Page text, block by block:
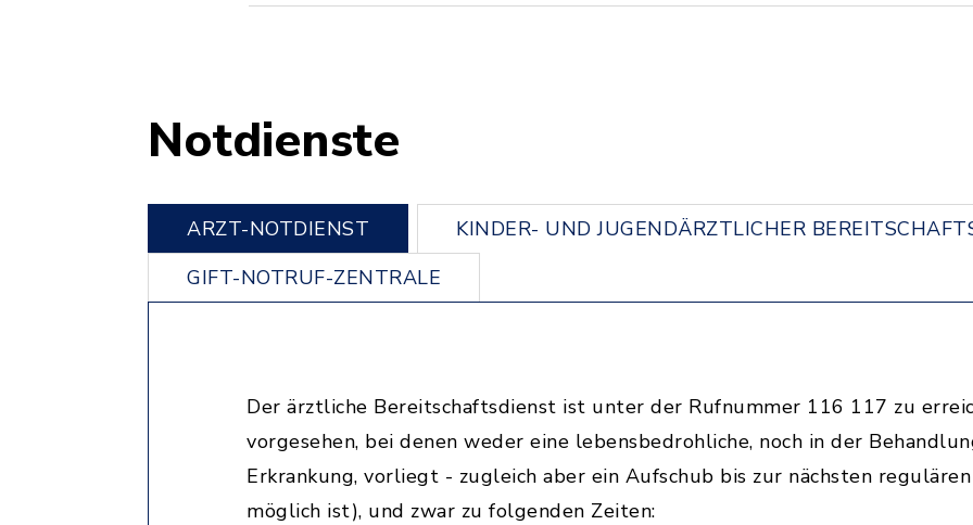
Notdienste
ARZT-NOTDIENST
KINDER- UND JUGENDÄRZTLICHER
GIFT-NOTRUF-ZENTRALE
Der ärztliche Bereitschaftsdienst ist unter der Rufnummer 116 117 zu
vorgesehen, bei denen weder eine lebensbedrohliche, noch in der
Erkrankung, vorliegt - zugleich aber ein Aufschub bis zur nächsten
möglich ist), und zwar zu folgenden Zeiten: